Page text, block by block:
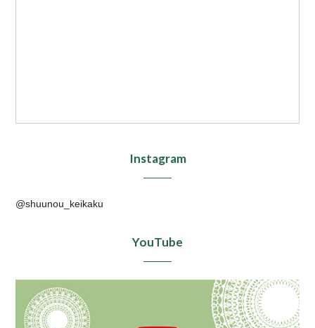
Instagram
@shuunou_keikaku
YouTube